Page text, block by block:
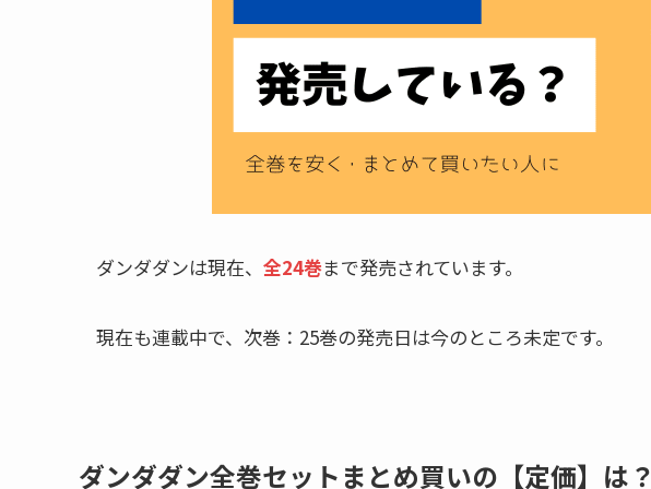
ダンダダンは現在、 全24巻まで発売されています。
現在も連載中で、次巻：25巻の発売日は今のところ未定です。
ダンダダン全巻セットまとめ買いの【定価】は？